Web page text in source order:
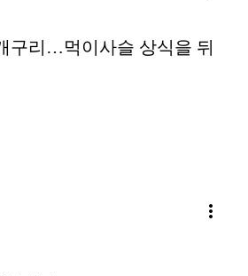
구리…먹이사슬 상식을 뒤
more_vert